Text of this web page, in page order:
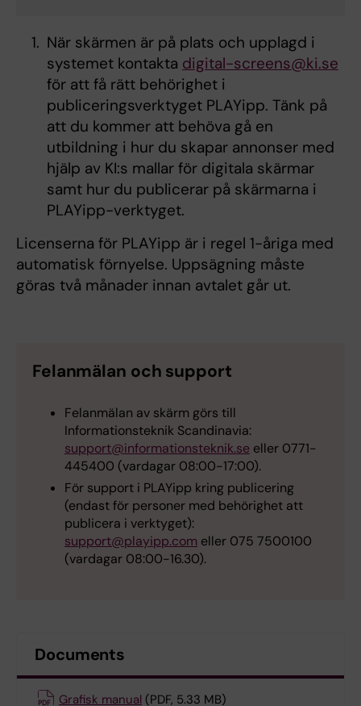
När skärmen är på plats och upplagd i
systemet kontakta digital-screens@ki.se
för att få rätt behörighet i
publiceringsverktyget PLAYipp. Tänk på
att du kommer att behöva gå en
utbildning i hur du skapar annonser med
hjälp av KI:s mallar för digitala skärmar
samt hur du publicerar på skärmarna i
PLAYipp-verktyget.
Licenserna för PLAYipp är i regel 1-åriga med
automatisk förnyelse. Uppsägning måste
göras två månader innan avtalet går ut.
Felanmälan och support
Felanmälan av skärm görs till
Informationsteknik Scandinavia:
support@informationsteknik.se eller 0771-
445400 (vardagar 08:00-17:00).
För support i PLAYipp kring publicering
(endast för personer med behörighet att
publicera i verktyget):
support@playipp.com eller 075 7500100
(vardagar 08:00-16.30).
Documents
Grafisk manual (PDF, 5.33 MB)